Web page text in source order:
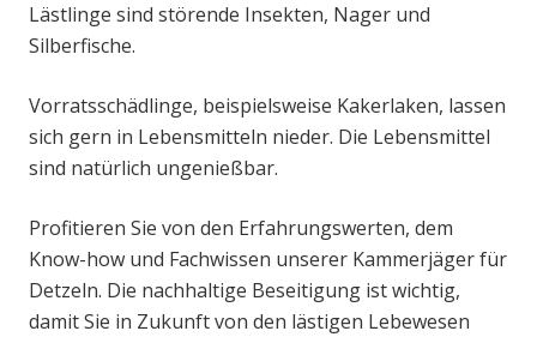
Lästlinge sind störende Insekten, Nager und
Silberfische.
Vorratsschädlinge, beispielsweise Kakerlaken, lassen
sich gern in Lebensmitteln nieder. Die Lebensmittel
sind natürlich ungenießbar.
Profitieren Sie von den Erfahrungswerten, dem
Know-how und Fachwissen unserer Kammerjäger für
Detzeln. Die nachhaltige Beseitigung ist wichtig,
damit Sie in Zukunft von den lästigen Lebewesen